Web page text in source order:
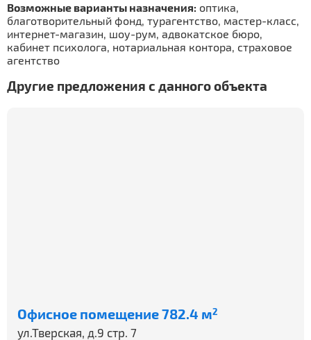
Возможные варианты назначения: оптика,
благотворительный фонд, турагентство, мастер-класс,
интернет-магазин, шоу-рум, адвокатское бюро,
кабинет психолога, нотариальная контора, страховое
агентство
Другие предложения с данного объекта
Офисное помещение 782.4 м2
ул.Тверская, д.9 стр. 7